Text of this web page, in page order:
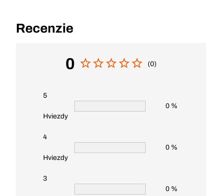
Recenzie
0 (0)
5
Hviezdy
0 %
4
Hviezdy
0 %
3
0 %